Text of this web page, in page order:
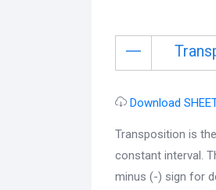
Download
Transposition is
constant interval.
minus (-) sign for